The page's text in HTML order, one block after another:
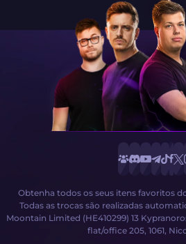
Obtenha todos os seus itens favoritos
Todas as trocas são realizadas
Moontain Limited (HE410299) 13
flat/office 205, 1061,